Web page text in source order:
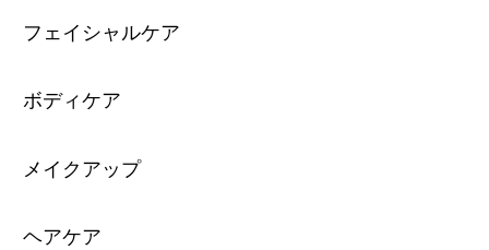
フェイシャルケア
ボディケア
メイクアップ
ヘアケア